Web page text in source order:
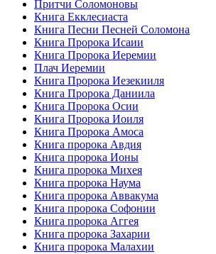
Притчи Соломоновы
Книга Екклесиаста
Книга Песни Песней Соломона
Книга Пророка Исаии
Книга Пророка Иеремии
Плач Иеремии
Книга Пророка Иезекииля
Книга Пророка Даниила
Книга Пророка Осии
Книга Пророка Иоиля
Книга Пророка Амоса
Книга пророка Авдия
Книга пророка Ионы
Книга пророка Михея
Книга пророка Наума
Книга пророка Аввакума
Книга пророка Софонии
Книга пророка Аггея
Книга пророка Захарии
Книга пророка Малахии